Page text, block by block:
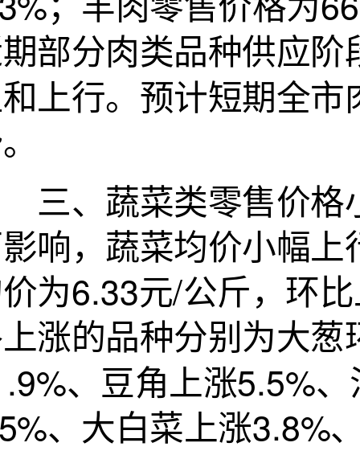
部分肉类品种供应
上行。预计短期全
蔬菜类零售价格小
响，蔬菜均价小幅
为6.33元/公斤，环
涨的品种分别为大
、豆角上涨5.5%
、大白菜上涨3.8%